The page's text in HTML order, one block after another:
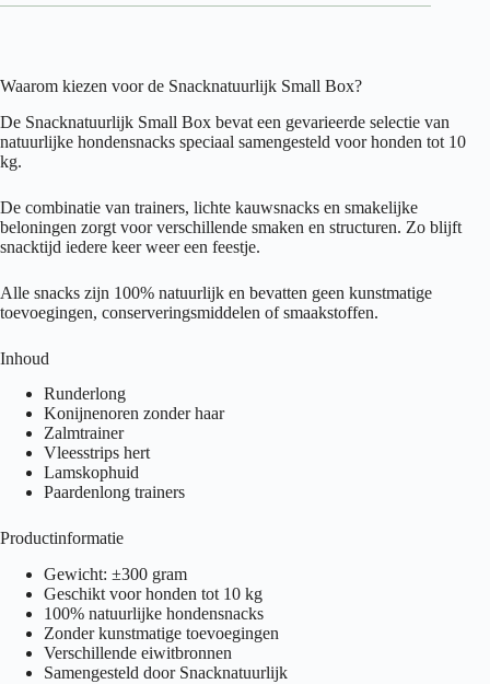
Waarom kiezen voor de Snacknatuurlijk Small Box?
De Snacknatuurlijk Small Box bevat een gevarieerde selectie van
natuurlijke hondensnacks speciaal samengesteld voor honden tot 10
kg.
De combinatie van trainers, lichte kauwsnacks en smakelijke
beloningen zorgt voor verschillende smaken en structuren. Zo blijft
snacktijd iedere keer weer een feestje.
Alle snacks zijn 100% natuurlijk en bevatten geen kunstmatige
toevoegingen, conserveringsmiddelen of smaakstoffen.
Inhoud
Runderlong
Konijnenoren zonder haar
Zalmtrainer
Vleesstrips hert
Lamskophuid
Paardenlong trainers
Productinformatie
Gewicht: ±300 gram
Geschikt voor honden tot 10 kg
100% natuurlijke hondensnacks
Zonder kunstmatige toevoegingen
Verschillende eiwitbronnen
Samengesteld door Snacknatuurlijk